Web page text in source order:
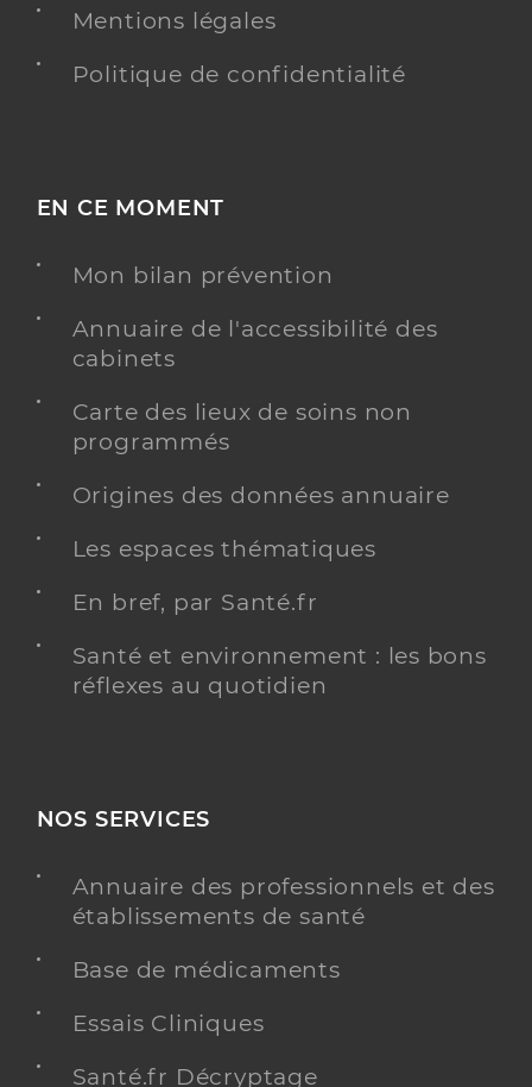
Mentions légales
Politique de confidentialité
EN CE MOMENT
Mon bilan prévention
Annuaire de l'accessibilité des
cabinets
Carte des lieux de soins non
programmés
Origines des données annuaire
Les espaces thématiques
En bref, par Santé.fr
Santé et environnement : les bons
réflexes au quotidien
NOS SERVICES
Annuaire des professionnels et des
établissements de santé
Base de médicaments
Essais Cliniques
Santé.fr Décryptage